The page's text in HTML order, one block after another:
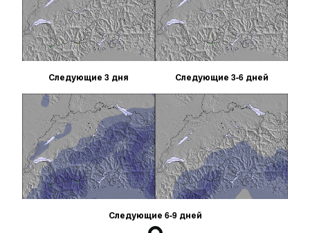
Следующие 3 дня Следующие 3-6 дней
Следующие 6-9 дней